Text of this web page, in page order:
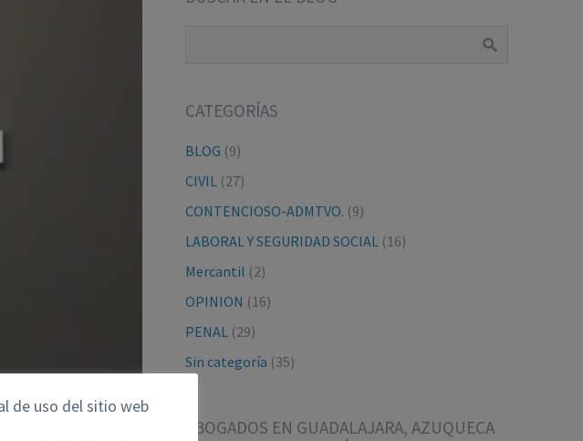
CATEGORÍAS
BLOG (9)
CIVIL(27)
CONTENCIOSO-ADMTVO. (9)
LABORAL Y SEGURIDAD SOCIAL(16)
Mercantil (2)
OPINION (16)
PENAL(29)
Sin categoría (35)
ABOGADOS EN GUADALAJARA, AZUQUECA
de uso del sitio web